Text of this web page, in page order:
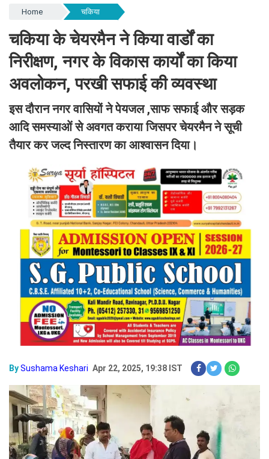
Home चकिया
चकिया के चेयरमैन ने किया वार्डों का
निरीक्षण, नगर के विकास कार्यों का किया
अवलोकन, परखी सफाई की व्यवस्था
इस दौरान नगर वासियों ने पेयजल ,साफ सफाई और सड़क
आदि समस्याओं से अवगत कराया जिसपर चेयरमैन ने सूची
तैयार कर जल्द निस्तारण का आश्वासन दिया।
BySushama Keshari Apr 22, 2025, 19:38 IST